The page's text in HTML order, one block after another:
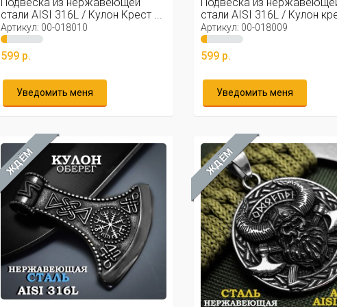
стали AISI 316L / Кулон Крест ...
Артикул: 00-018010
599 р.
Уведомить меня
стали AISI 316L / Кулон
Артикул: 00-018009
599 р.
Уведомить меня
ЖДЁМ ЖДЁМ